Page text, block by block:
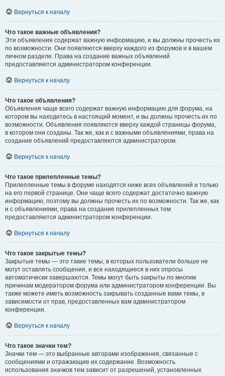
Вернуться к началу
Что такое важные объявления?
Эти объявления содержат важную информацию, и вы должны прочесть их
по возможности. Они появляются вверху каждого из форумов и в вашем
личном разделе. Права на создание важных объявлений
предоставляются администратором конференции.
Вернуться к началу
Что такое объявления?
Объявления чаще всего содержат важную информацию для форума, на
котором вы находитесь в настоящий момент, и вы должны прочесть их по
возможности. Объявления появляются вверху каждой страницы форума,
в котором они созданы. Так же, как и с важными объявлениями, права на
создание объявлений предоставляются администратором.
Вернуться к началу
Что такое прилепленные темы?
Прилепленные темы в форуме находятся ниже всех объявлений и только
на его первой странице. Они чаще всего содержат достаточно важную
информацию, поэтому вы должны прочесть их по возможности. Так же, как
и с объявлениями, права на создание прилепленных тем
предоставляются администратором конференции.
Вернуться к началу
Что такое закрытые темы?
Закрытые темы — это такие темы, в которых пользователи больше не
могут оставлять сообщения, и все находящиеся в них опросы
автоматически завершаются. Темы могут быть закрыты по многим
причинам модератором форума или администратором конференции. Вы
также можете иметь возможность закрывать созданные вами темы, в
зависимости от прав, предоставленных вам администратором
конференции.
Вернуться к началу
Что такое значки тем?
Значки тем — это выбранные авторами изображения, связанные с
сообщениями и отражающие их содержание. Возможность
использования значков тем зависит от разрешений, установленных